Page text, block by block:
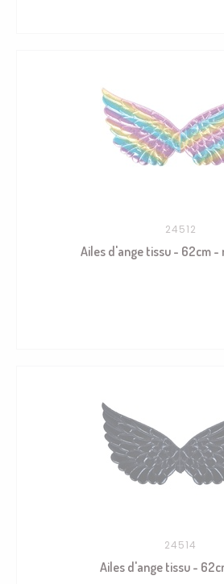
24512
Ailes d'ange tissu - 62cm -
24514
Ailes d'ange tissu -